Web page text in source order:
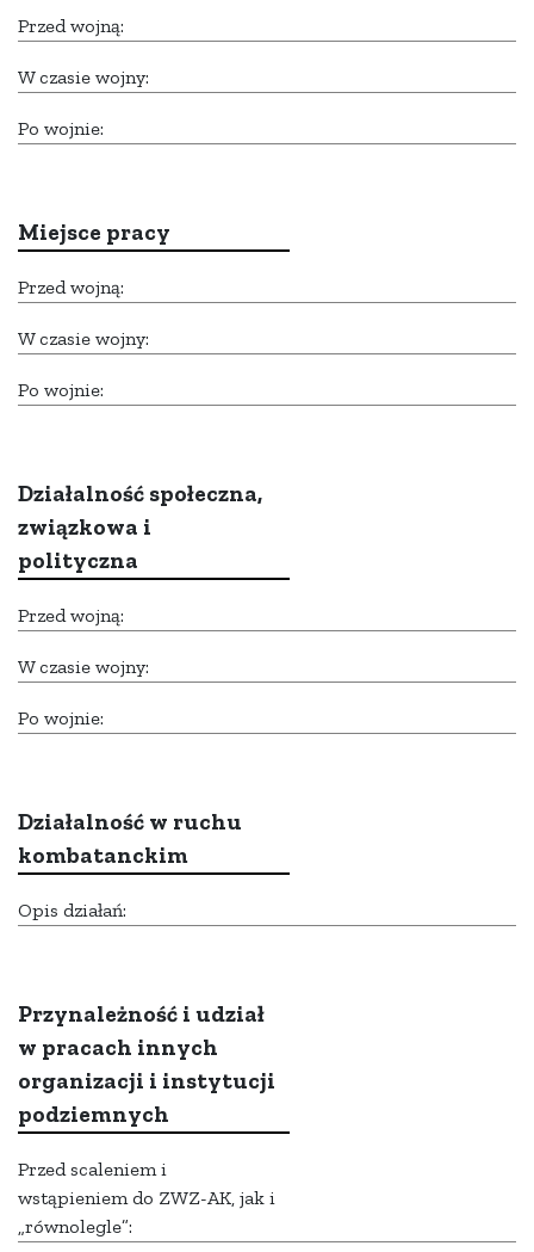
Przed wojną:
W czasie wojny:
Po wojnie:
Miejsce pracy
Przed wojną:
W czasie wojny:
Po wojnie:
Działalność społeczna,
związkowa i
polityczna
Przed wojną:
W czasie wojny:
Po wojnie:
Działalność w ruchu
kombatanckim
Opis działań:
Przynależność i udział
w pracach innych
organizacji i instytucji
podziemnych
Przed scaleniem i
wstąpieniem do ZWZ-AK, jak i
„równolegle”: